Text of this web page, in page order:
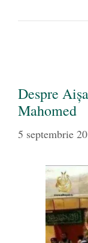
Despre
Mahomed
5 septembrie